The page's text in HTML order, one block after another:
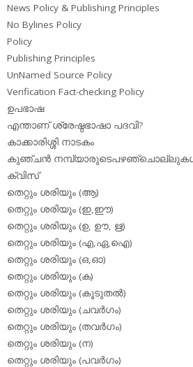
News Policy & Publishing Principles
No Bylines Policy
Policy
Publishing Principles
UnNamed Source Policy
Verification Fact-checking Policy
ഉപഭാഷ
എന്താണ് ശ്രേഷ്ഠഭാഷാ പദവി?
കാക്കാരിശ്ശി നാടകം
കുഞ്ചന്‍
ക്വിസ്
തെറ്റും ശരിയും (ആ)
തെറ്റും ശരിയും (ഇ,ഈ)
തെറ്റും ശരിയും (ഉ, ഊ, ഋ)
തെറ്റും ശരിയും (എ,ഏ,ഐ)
തെറ്റും ശരിയും (ഒ,ഓ)
തെറ്റും ശരിയും (ക)
തെറ്റും ശരിയും (കൂടുതല്‍)
തെറ്റും ശരിയും (ചവര്‍ഗം)
തെറ്റും ശരിയും (തവര്‍ഗം)
തെറ്റും ശരിയും (ന)
തെറ്റും ശരിയും (പവര്‍ഗം)